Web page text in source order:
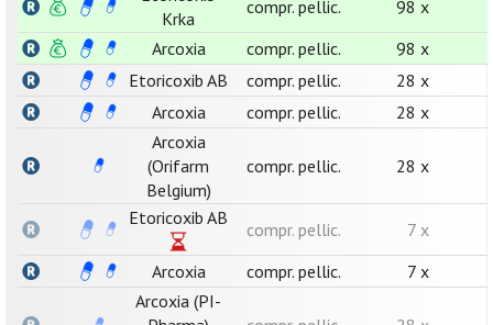
Krka
compr. pellic.
98 x
Arcoxia
compr. pellic.
98 x
Etoricoxib AB
compr. pellic.
28 x
Arcoxia
compr. pellic.
28 x
Arcoxia
(Orifarm
Belgium)
compr. pellic. 28 x
Etoricoxib AB
compr. pellic.
7 x
Arcoxia
compr. pellic.
7 x
Arcoxia (PI-